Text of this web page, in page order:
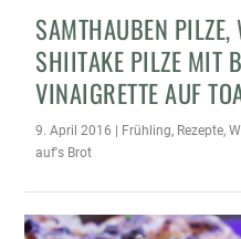
SAMTHAUBEN PILZE,
HIITAKE PILZE MIT
INAIGRETTE AUF
9. April 2016 Frühling, Rezepte,
auf's Brot